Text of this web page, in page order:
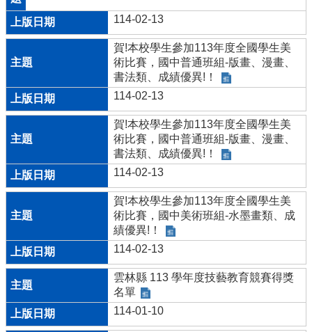
114-02-13
賀!本校學生參加113年度全國學生美
術比賽，國中普通班組-版畫、漫畫、
書法類、成績優異!！
114-02-13
賀!本校學生參加113年度全國學生美
術比賽，國中普通班組-版畫、漫畫、
書法類、成績優異!！
114-02-13
賀!本校學生參加113年度全國學生美
術比賽，國中美術班組-水墨畫類、成
績優異!！
114-02-13
雲林縣 113 學年度技藝教育競賽得獎
名單
114-01-10